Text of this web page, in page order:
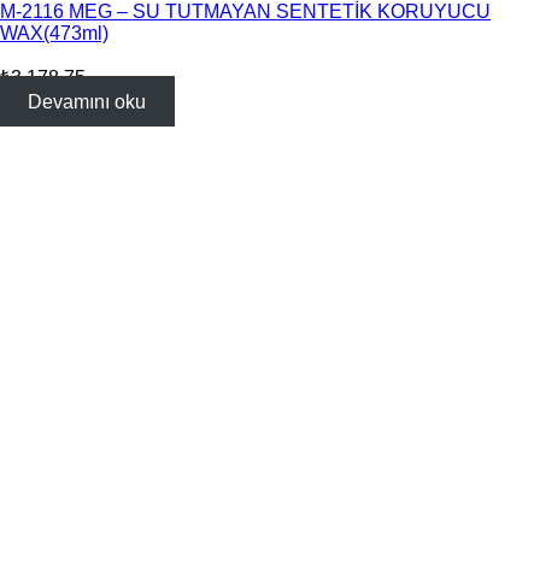
M-2116 MEG – SU TUTMAYAN SENTETİK KORUYUCU
WAX(473ml)
₺3,178.75
Devamını oku